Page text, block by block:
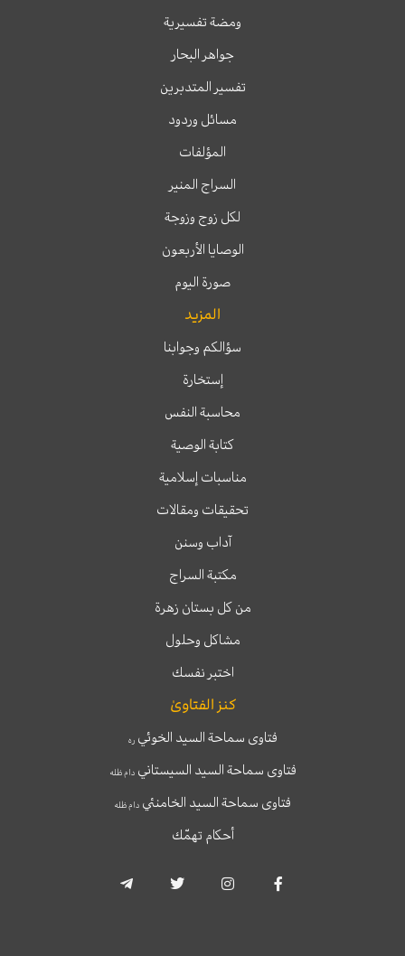
ومضة تفسيرية
جواهر البحار
تفسير المتدبرين
مسائل وردود
المؤلفات
السراج المنير
لكل زوج وزوجة
الوصايا الأربعون
صورة اليوم
المزيد
سؤالكم وجوابنا
إستخارة
محاسبة النفس
كتابة الوصية
مناسبات إسلامية
تحقيقات ومقالات
آداب وسنن
مكتبة السراج
من كل بستان زهرة
مشاكل وحلول
اختبر نفسك
كنز الفتاوىٰ
فتاوى سماحة السيد الخوئيره
فتاوى سماحة السيد السيستانيدام ظله
فتاوى سماحة السيد الخامنئي دام ظله
أحكام تهمّك
a
c
s
i
l